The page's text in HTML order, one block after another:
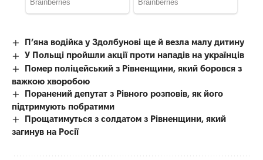
П’яна водійка у Здолбунові ще й везла малу дитину
У Польщі пройшли акції проти нападів на українців
Помер поліцейський з Рівненщини, який боровся з
важкою хворобою
Поранений депутат з Рівного розповів, як його
підтримують побратими
Прощатимуться з солдатом з Рівненщини, який
загинув на Росії